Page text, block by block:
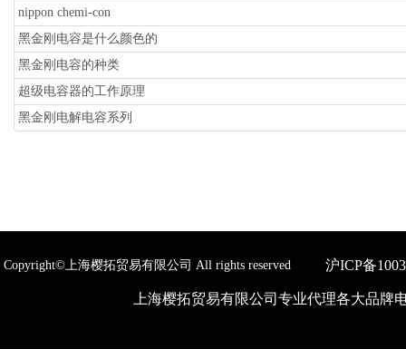
nippon chemi-con
黑金刚电容是什么颜色的
黑金刚电容的种类
超级电容器的工作原理
黑金刚电解电容系列
Copyright©上海樱拓贸易有限公司 All rights reserved 沪ICP备
上海樱拓贸易有限公司专业代理各大品